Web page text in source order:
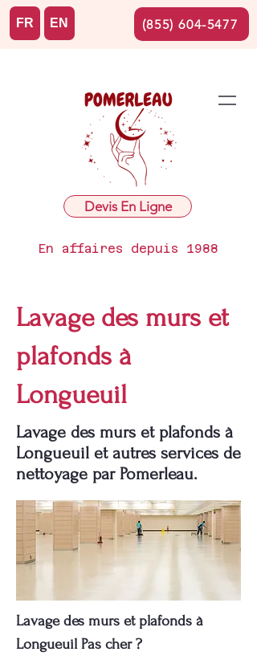
Devis En Ligne
En affaires depuis 1988
FR EN (855) 604-5477
Lavage des murs et
plafonds à
Longueuil
Lavage des murs et plafonds à
Longueuil et autres services de
nettoyage par Pomerleau.
Lavage des murs et plafonds à
Longueuil Pas cher ?